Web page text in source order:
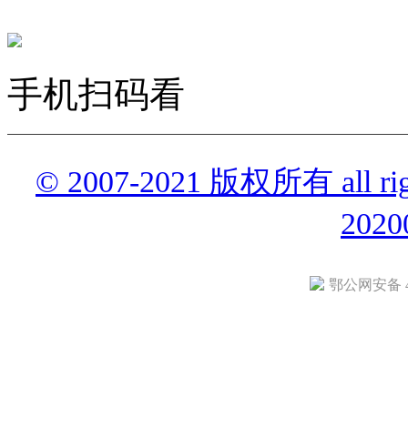
手机扫码看
© 2007-2021 版权所有 all
鄂公网安备